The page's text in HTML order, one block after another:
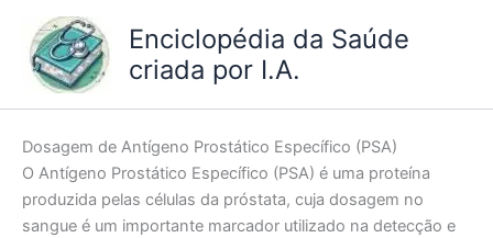
conteúdo
Enciclopédia da Saúde
criada por I.A.
Dosagem de Antígeno Prostático Específico (PSA)
O Antígeno Prostático Específico (PSA) é uma proteína
produzida pelas células da próstata, cuja dosagem no
sangue é um importante marcador utilizado na detecção e